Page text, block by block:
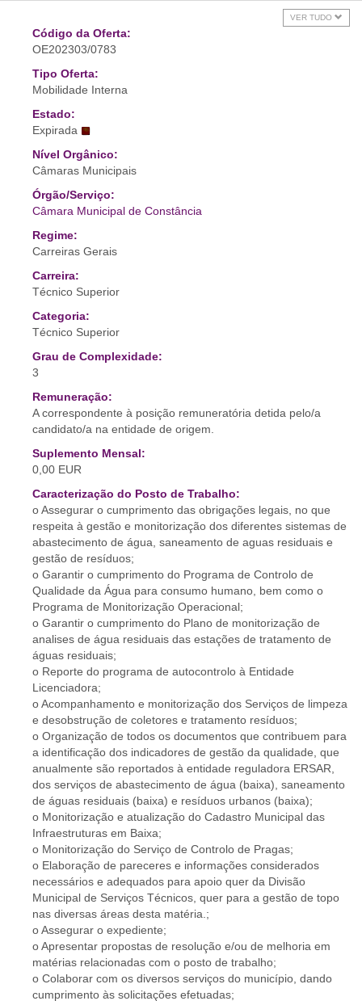
VER TUDO
Código da Oferta:
OE202303/0783
Tipo Oferta:
Mobilidade Interna
Estado:
Expirada
Nível Orgânico:
Câmaras Municipais
Órgão/Serviço:
Câmara Municipal de Constância
Regime:
Carreiras Gerais
Carreira:
Técnico Superior
Categoria:
Técnico Superior
Grau de Complexidade:
3
Remuneração:
A correspondente à posição remuneratória detida pelo/a
candidato/a na entidade de origem.
Suplemento Mensal:
0,00 EUR
Caracterização do Posto de Trabalho:
o Assegurar o cumprimento das obrigações legais, no que
respeita à gestão e monitorização dos diferentes sistemas de
abastecimento de água, saneamento de aguas residuais e
gestão de resíduos;
o Garantir o cumprimento do Programa de Controlo de
Qualidade da Água para consumo humano, bem como o
Programa de Monitorização Operacional;
o Garantir o cumprimento do Plano de monitorização de
analises de água residuais das estações de tratamento de
águas residuais;
o Reporte do programa de autocontrolo à Entidade
Licenciadora;
o Acompanhamento e monitorização dos Serviços de limpeza
e desobstrução de coletores e tratamento resíduos;
o Organização de todos os documentos que contribuem para
a identificação dos indicadores de gestão da qualidade, que
anualmente são reportados à entidade reguladora ERSAR,
dos serviços de abastecimento de água (baixa), saneamento
de águas residuais (baixa) e resíduos urbanos (baixa);
o Monitorização e atualização do Cadastro Municipal das
Infraestruturas em Baixa;
o Monitorização do Serviço de Controlo de Pragas;
o Elaboração de pareceres e informações considerados
necessários e adequados para apoio quer da Divisão
Municipal de Serviços Técnicos, quer para a gestão de topo
nas diversas áreas desta matéria.;
o Assegurar o expediente;
o Apresentar propostas de resolução e/ou de melhoria em
matérias relacionadas com o posto de trabalho;
o Colaborar com os diversos serviços do município, dando
cumprimento às solicitações efetuadas;